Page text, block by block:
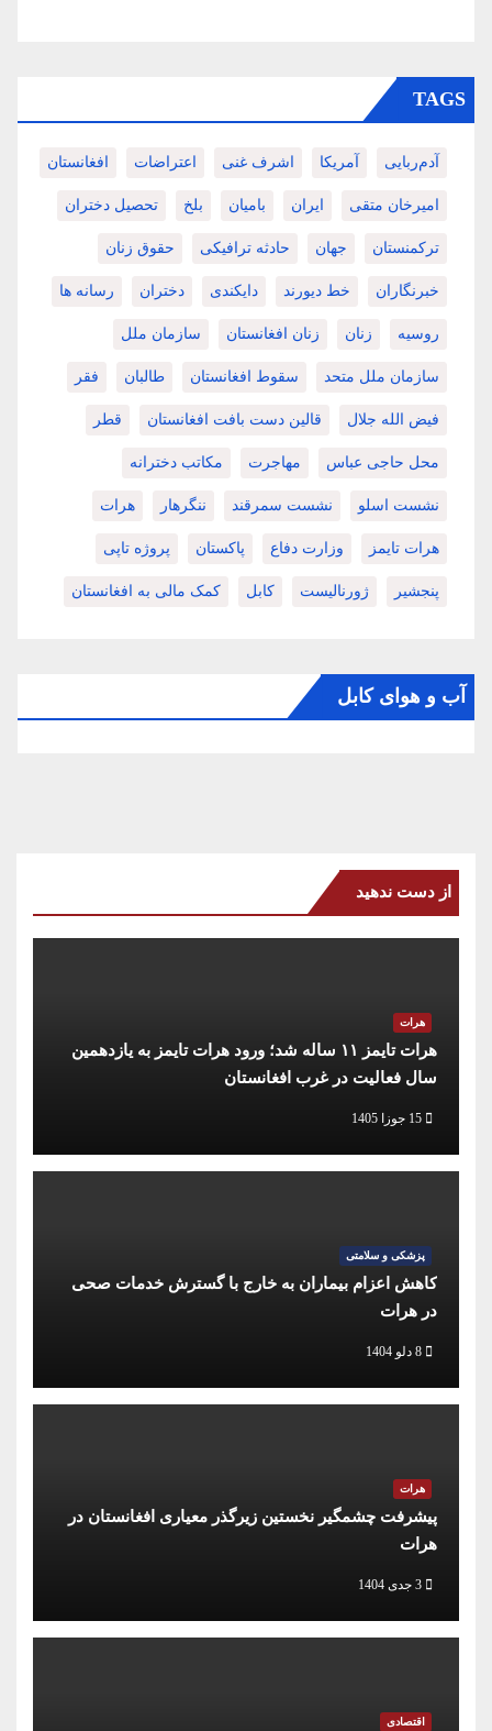
TAGS
آدم‌ربایی آمریکا اشرف غنی اعتراضات افغانستان
امیرخان متقی ایران بامیان بلخ تحصیل دختران
ترکمنستان جهان حادثه ترافیکی حقوق زنان
خبرنگاران خط دیورند دایکندی دختران رسانه ها
روسیه زنان زنان افغانستان سازمان ملل
سازمان ملل متحد سقوط افغانستان طالبان فقر
فیض الله جلال قالین دست بافت افغانستان قطر
محل حاجی عباس مهاجرت مکاتب دخترانه
نشست اسلو نشست سمرقند ننگرهار هرات
هرات تایمز وزارت دفاع پاکستان پروژه تاپی
پنجشیر ژورنالیست کابل کمک مالی به افغانستان
آب و هوای کابل
از دست ندهید
هرات
هرات تایمز ۱۱ ساله شد؛ ورود هرات تایمز به یازدهمین
سال فعالیت در غرب افغانستان
15 جوزا 1405
پزشکی و سلامتی
کاهش اعزام بیماران به خارج با گسترش خدمات صحی
در هرات
8 دلو 1404
هرات
پیشرفت چشمگیر نخستین زیرگذر معیاری افغانستان در
هرات
3 جدی 1404
اقتصادی